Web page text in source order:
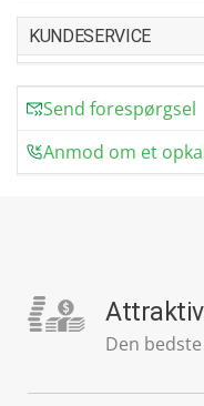
KUNDESERVICE
Send forespørgsel
Anmod om et
Den